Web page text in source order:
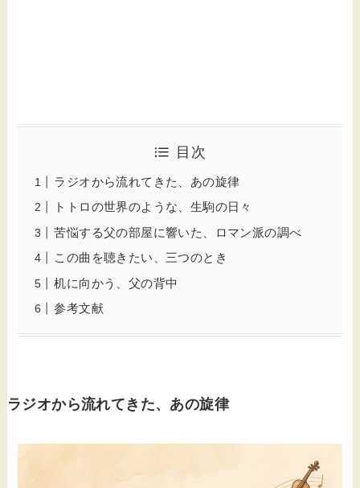
目次
ラジオから流れてきた、あの旋律
トトロの世界のような、生駒の日々
苦悩する父の部屋に響いた、ロマン派の調べ
この曲を聴きたい、三つのとき
机に向かう、父の背中
参考文献
ラジオから流れてきた、あの旋律